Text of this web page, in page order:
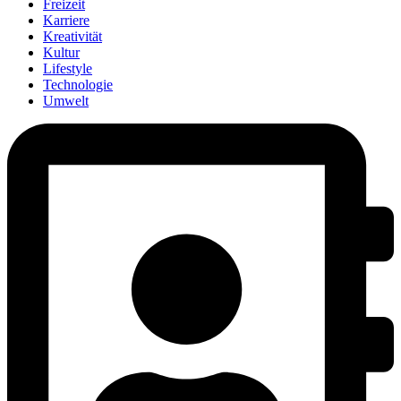
Freizeit
Karriere
Kreativität
Kultur
Lifestyle
Technologie
Umwelt